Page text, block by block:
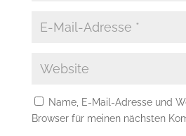
Name, E-Mail-Adresse und
Browser für meinen nächsten